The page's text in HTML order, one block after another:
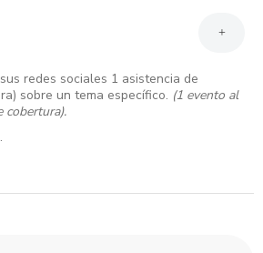
+
redes sociales 1 asistencia de
sobre un tema específico. (1 evento al
cobertura).